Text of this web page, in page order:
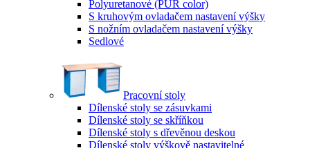
Polyuretanové (PUR color)
S kruhovým ovladačem nastavení výšky
S nožním ovladačem nastavení výšky
Sedlové
Pracovní stoly
Dílenské stoly se zásuvkami
Dílenské stoly se skříňkou
Dílenské stoly s dřevěnou deskou
Dílenské stoly výškově nastavitelné